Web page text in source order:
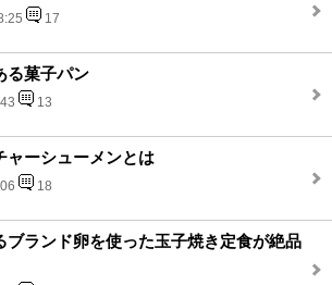
17
る菓子パン
13
ャーシューメンとは
18
ブランド卵を使った玉子焼き定食が絶品